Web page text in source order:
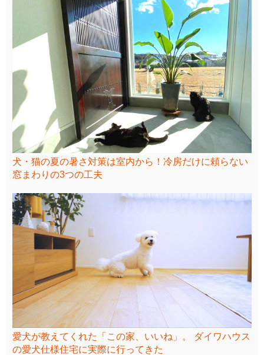
犬・猫の夏の暑さ対策は室内から！冷房だけに頼らない
窓まわりの3つの工夫
愛犬が教えてくれた「この家、いいね」。 ダイワハウス
の愛犬仕様住宅に実際に行ってきた